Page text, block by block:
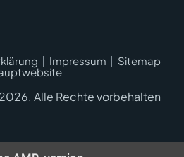
Impressum
Sitemap
Alle Rechte vorbehalten